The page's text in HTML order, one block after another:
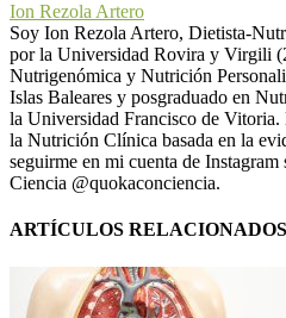
Ion Rezola Artero
Soy Ion Rezola Artero, Dietista-
por la Universidad Rovira y Virgili
Nutrigenómica y Nutrición
Islas Baleares y posgraduado en
la Universidad Francisco de Vitoria.
la Nutrición Clínica basada en la
seguirme en mi cuenta de
Ciencia @quokaconciencia.
ARTÍCULOS RELACIONADOS